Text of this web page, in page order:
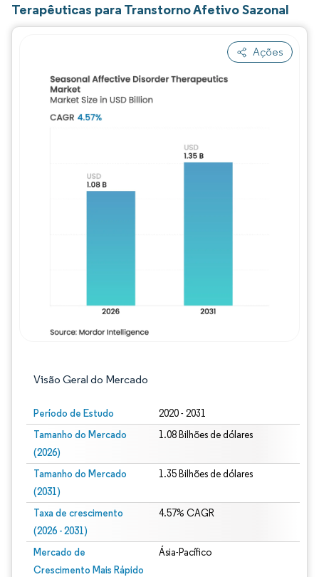
Terapêuticas para Transtorno Afetivo Sazonal
Ações
Visão Geral do Mercado
Período de Estudo 2020 - 2031
Tamanho do Mercado
(2026)
1.08 Bilhões de dólares
Tamanho do Mercado
(2031)
1.35 Bilhões de dólares
Taxa de crescimento
(2026 - 2031)
4.57% CAGR
Mercado de
Crescimento Mais Rápido
Ásia-Pacífico